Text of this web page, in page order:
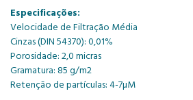
Especificações:
Velocidade de Filtração Média
Cinzas (DIN 54370): 0,01%
Porosidade: 2,0 micras
Gramatura: 85 g/m2
Retenção de partículas: 4-7µM